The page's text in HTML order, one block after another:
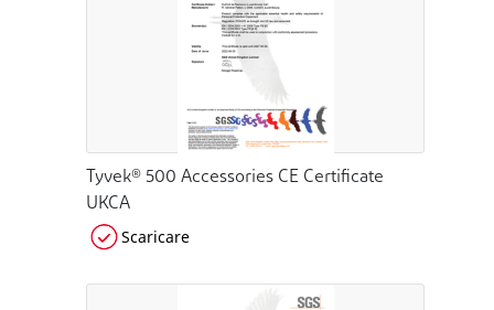
Tyvek® 500 Accessories CE Certificate
UKCA
Scaricare